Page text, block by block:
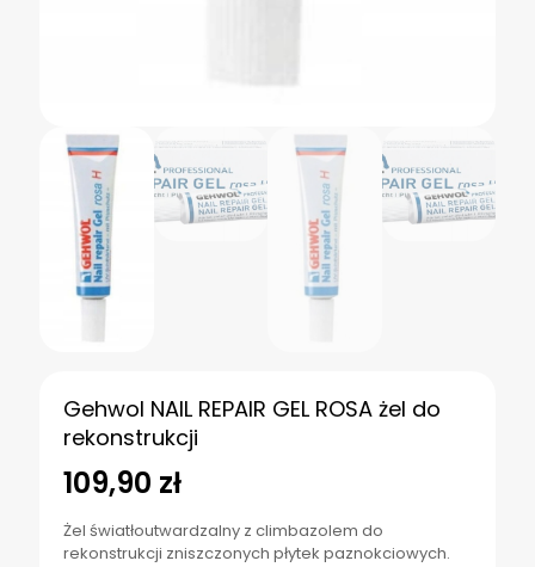
Gehwol NAIL REPAIR GEL ROSA żel do
rekonstrukcji
109,90 zł
Żel światłoutwardzalny z climbazolem do
rekonstrukcji zniszczonych płytek paznokciowych.